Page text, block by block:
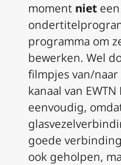
moment niet
programma om
bewerken. Wel
filmpjes van/
kanaal van EWTN
eenvoudig,
goede
ook geholpen,